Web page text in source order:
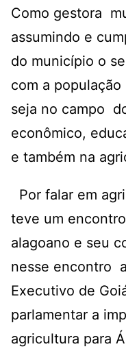
Como gestora
assumindo e
do município o
com a
seja no campo
econômico,
e também na
Por falar em
teve um
alagoano e seu
nesse encontro
Executivo de
parlamentar a
agricultura para